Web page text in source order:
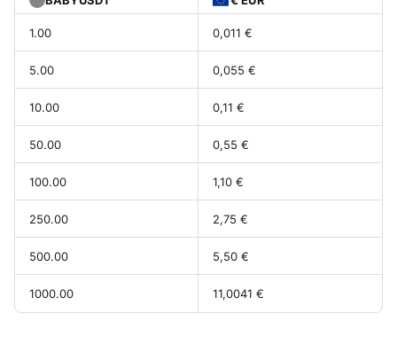
1.00 0,011 €
5.00 0,055 €
10.00 0,11 €
50.00 0,55 €
100.00 1,10 €
250.00 2,75 €
500.00 5,50 €
1000.00 11,0041 €